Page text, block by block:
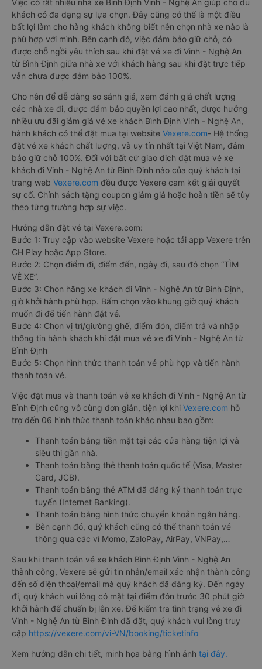
Việc có rất nhiều nhà xe Bình Định Vinh - Nghệ An giúp cho du
khách có đa dạng sự lựa chọn. Đây cũng có thể là một điều
bất lợi làm cho hàng khách không biết nên chọn nhà xe nào là
phù hợp với mình. Bên cạnh đó, việc đảm bảo giữ chỗ, có
được chỗ ngồi yêu thích sau khi đặt vé xe đi Vinh - Nghệ An
từ Bình Định giữa nhà xe với khách hàng sau khi đặt trực tiếp
vẫn chưa được đảm bảo 100%.
Cho nên để dễ dàng so sánh giá, xem đánh giá chất lượng
các nhà xe đi, được đảm bảo quyền lợi cao nhất, được hưởng
nhiều ưu đãi giảm giá vé xe khách Bình Định Vinh - Nghệ An,
hành khách có thể đặt mua tại website Vexere.com- Hệ thống
đặt vé xe khách chất lượng, và uy tín nhất tại Việt Nam, đảm
bảo giữ chỗ 100%. Đối với bất cứ giao dịch đặt mua vé xe
khách đi Vinh - Nghệ An từ Bình Định nào của quý khách tại
trang web Vexere.com đều được Vexere cam kết giải quyết
sự cố. Chính sách tặng coupon giảm giá hoặc hoàn tiền sẽ tùy
theo từng trường hợp sự việc.
Hướng dẫn đặt vé tại Vexere.com:
Bước 1: Truy cập vào website Vexere hoặc tải app Vexere trên
CH Play hoặc App Store.
Bước 2: Chọn điểm đi, điểm đến, ngày đi, sau đó chọn “TÌM
VÉ XE”.
Bước 3: Chọn hãng xe khách đi Vinh - Nghệ An từ Bình Định,
giờ khởi hành phù hợp. Bấm chọn vào khung giờ quý khách
muốn đi để tiến hành đặt vé.
Bước 4: Chọn vị trí/giường ghế, điểm đón, điểm trả và nhập
thông tin hành khách khi đặt mua vé xe đi Vinh - Nghệ An từ
Bình Định
Bước 5: Chọn hình thức thanh toán vé phù hợp và tiến hành
thanh toán vé.
Việc đặt mua và thanh toán vé xe khách đi Vinh - Nghệ An từ
Bình Định cũng vô cùng đơn giản, tiện lợi khi Vexere.com hỗ
trợ đến 06 hình thức thanh toán khác nhau bao gồm:
Thanh toán bằng tiền mặt tại các cửa hàng tiện lợi và
siêu thị gần nhà.
Thanh toán bằng thẻ thanh toán quốc tế (Visa, Master
Card, JCB).
Thanh toán bằng thẻ ATM đã đăng ký thanh toán trực
tuyến (Internet Banking).
Thanh toán bằng hình thức chuyển khoản ngân hàng.
Bên cạnh đó, quý khách cũng có thể thanh toán vé
thông qua các ví Momo, ZaloPay, AirPay, VNPay,…
Sau khi thanh toán vé xe khách Bình Định Vinh - Nghệ An
thành công, Vexere sẽ gửi tin nhắn/email xác nhận thành công
đến số điện thoại/email mà quý khách đã đăng ký. Đến ngày
đi, quý khách vui lòng có mặt tại điểm đón trước 30 phút giờ
khởi hành để chuẩn bị lên xe. Để kiểm tra tình trạng vé xe đi
Vinh - Nghệ An từ Bình Định đã đặt, quý khách vui lòng truy
cập https://vexere.com/vi-VN/booking/ticketinfo
Xem hướng dẫn chi tiết, minh họa bằng hình ảnh tại đây.